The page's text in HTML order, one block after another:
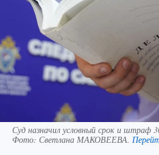
Суд назначил условный срок и штраф
Фото: Светлана МАКОВЕЕВА.